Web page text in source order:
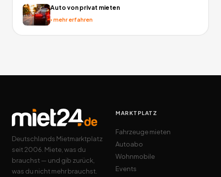
Auto von privat mieten
›mehr erfahren
Deutschlands Mietmarktplatz
seit 2006. Miete, was du
brauchst — und gib zurück,
was du nicht mehr brauchst.
MARKTPLATZ
Fahrzeuge mieten
Autoabo
Wohnmobile
Events